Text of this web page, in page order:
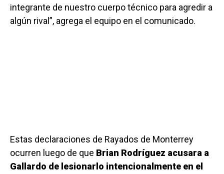
integrante de nuestro cuerpo técnico para agredir a
algún rival”, agrega el equipo en el comunicado.
Estas declaraciones de Rayados de Monterrey
ocurren luego de que Brian Rodríguez acusara a
Gallardo de lesionarlo intencionalmente en el